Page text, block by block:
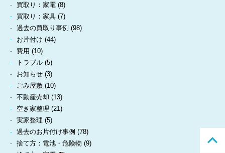
買取り：家電 (8)
買取り：家具 (7)
過去の買取り事例 (98)
お片付け (44)
費用 (10)
トラブル (5)
お知らせ (3)
ごみ屋敷 (10)
不動産売却 (13)
空き家整理 (21)
実家整理 (5)
過去のお片付け事例 (78)
捨て方：電池・危険物 (9)